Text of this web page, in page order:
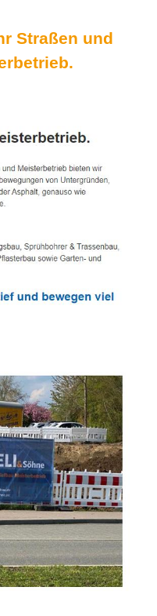
Straßen und